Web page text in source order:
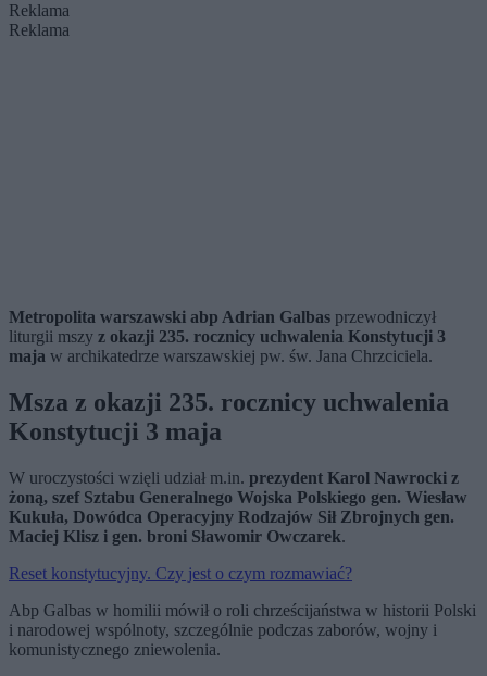
Reklama
Reklama
Metropolita warszawski abp Adrian Galbas przewodniczył
liturgii mszy z okazji 235. rocznicy uchwalenia Konstytucji 3
maja w archikatedrze warszawskiej pw. św. Jana Chrzciciela.
Msza z okazji 235. rocznicy uchwalenia
Konstytucji 3 maja
W uroczystości wzięli udział m.in. prezydent Karol Nawrocki z
żoną, szef Sztabu Generalnego Wojska Polskiego gen. Wiesław
Kukuła, Dowódca Operacyjny Rodzajów Sił Zbrojnych gen.
Maciej Klisz i gen. broni Sławomir Owczarek.
Reset konstytucyjny. Czy jest o czym rozmawiać?
Abp Galbas w homilii mówił o roli chrześcijaństwa w historii Polski
i narodowej wspólnoty, szczególnie podczas zaborów, wojny i
komunistycznego zniewolenia.